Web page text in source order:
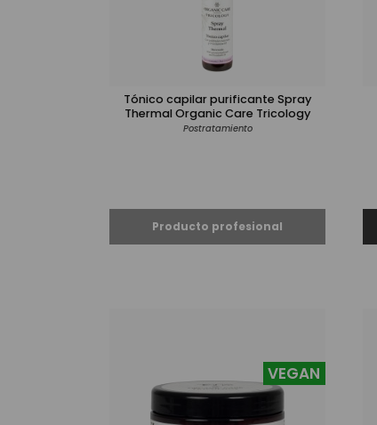
Tónico capilar purificante Spray
Thermal Organic Care Tricology
Postratamiento
VEGAN